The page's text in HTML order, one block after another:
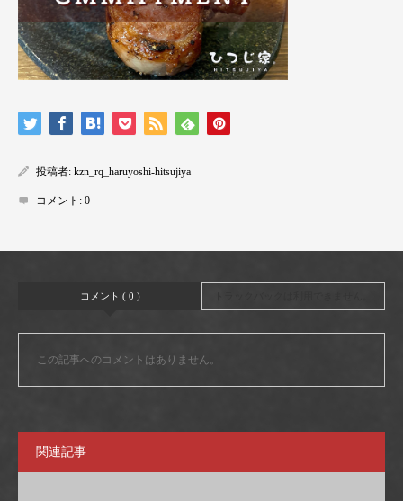
投稿者: kzn_rq_haruyoshi-hitsujiya
コメント: 0
コメント ( 0 )
この記事へのコメントはありません。
関連記事